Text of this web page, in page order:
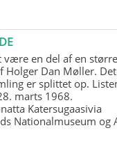
være en del af en
Holger Dan Møller.
er splittet op.
marts 1968.
Katersugaasivia
Nationalmuseum og